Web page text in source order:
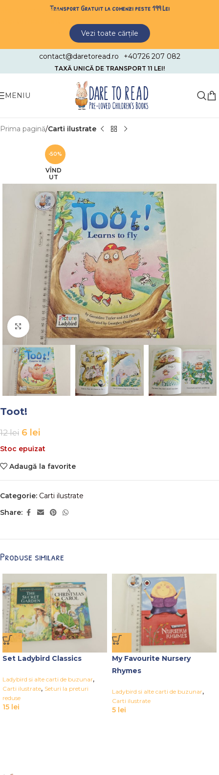
Skip to navigationTransport Gratuit la comenzi peste 199 Lei
Vezi toate cărțile
contact@daretoread.ro +40726 207 082
TAXĂ UNICĂ DE TRANSPORT 11 LEI!
MENIU
Prima pagină Carti ilustrate
-50%
VÎND
UT
Faceți click pentru a mări
Toot!
12lei 6 lei
Stoc epuizat
Adaugă la favorite
Categorie: Carti ilustrate
Share:
Produse similare
Set Ladybird Classics
Ladybird si alte carti de buzunar,
Carti ilustrate, Seturi la preturi
reduse
15 lei
My Favourite Nursery
Rhymes
Ladybird si alte carti de buzunar,
Carti ilustrate
5 lei